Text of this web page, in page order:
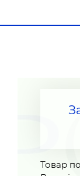
Товар